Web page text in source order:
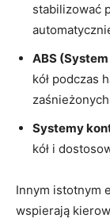
stabilizować⁤
ABS
‍kół podczas
Systemy
kół i
Innym istotnym
wspierają